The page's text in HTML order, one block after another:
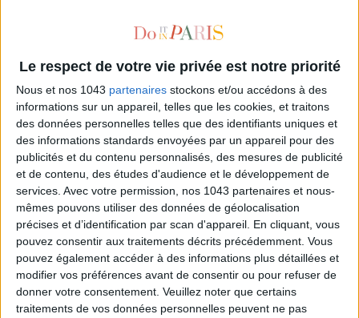
Le respect de votre vie privée est notre priorité
Nous et nos 1043 partenaires stockons et/ou accédons à des
informations sur un appareil, telles que les cookies, et traitons
des données personnelles telles que des identifiants uniques et
des informations standards envoyées par un appareil pour des
publicités et du contenu personnalisés, des mesures de publicité
et de contenu, des études d'audience et le développement de
services. Avec votre permission, nos 1043 partenaires et nous-
mêmes pouvons utiliser des données de géolocalisation
précises et d’identification par scan d'appareil. En cliquant, vous
pouvez consentir aux traitements décrits précédemment. Vous
pouvez également accéder à des informations plus détaillées et
modifier vos préférences avant de consentir ou pour refuser de
donner votre consentement. Veuillez noter que certains
traitements de vos données personnelles peuvent ne pas
SUBSCRIBE